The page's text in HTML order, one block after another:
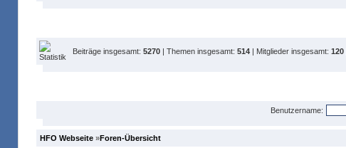
Beiträge insgesamt: 5270 | Themen insgesamt: 514 | Mitglieder insgesamt: 120
Benutzername:
HFO Webseite »Foren-Übersicht